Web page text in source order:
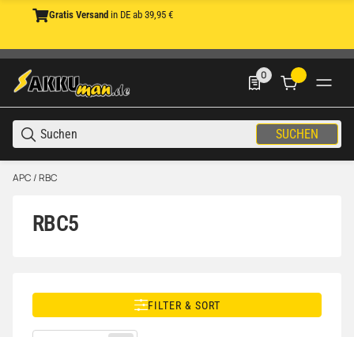
Gratis Versand in DE ab 39,95 €
SUCHEN
0
0 Produkte in der
APC / RBC
RBC5
FILTER & SORT